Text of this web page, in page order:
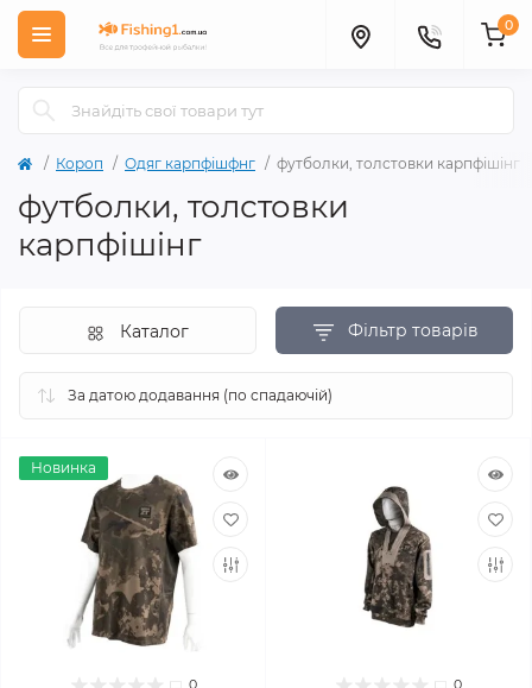
0
Короп Одяг карпфішфнг футболки, толстовки карпфішінг
футболки, толстовки
карпфішінг
Фільтр товарів
Каталог
Новинка
0 0